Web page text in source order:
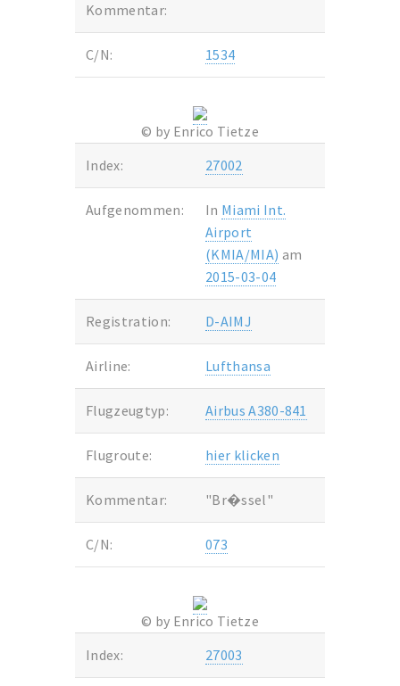
Kommentar:
C/N: 1534
© by Enrico Tietze
Index:
27002
Aufgenommen: In Miami Int.
Airport
(KMIA/MIA) am
2015-03-04
Registration: D-AIMJ
Airline: Lufthansa
Flugzeugtyp: Airbus A380-841
Flugroute: hier klicken
Kommentar: "Br�ssel"
C/N: 073
© by Enrico Tietze
Index:
27003